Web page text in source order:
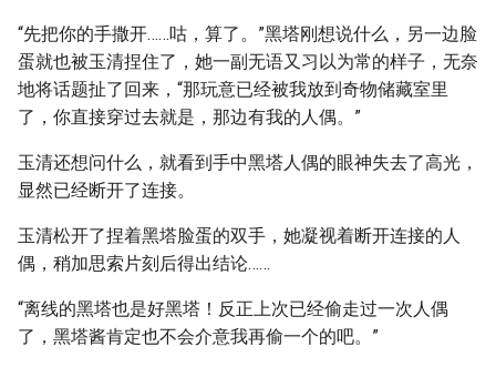
“先把你的手撒开……咕，算了。”黑塔刚想说什么，另一边脸
蛋就也被玉清捏住了，她一副无语又习以为常的样子，无奈
地将话题扯了回来，“那玩意已经被我放到奇物储藏室里
了，你直接穿过去就是，那边有我的人偶。”
玉清还想问什么，就看到手中黑塔人偶的眼神失去了高光，
显然已经断开了连接。
玉清松开了捏着黑塔脸蛋的双手，她凝视着断开连接的人
偶，稍加思索片刻后得出结论……
“离线的黑塔也是好黑塔！反正上次已经偷走过一次人偶
了，黑塔酱肯定也不会介意我再偷一个的吧。”